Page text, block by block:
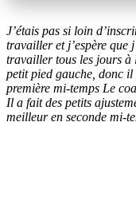
J’étais pas si loin
travailler et j’espère que
travailler tous les jours à
petit pied gauche, donc il
première mi-temps Le
Il a fait des petits
meilleur en seconde mi-